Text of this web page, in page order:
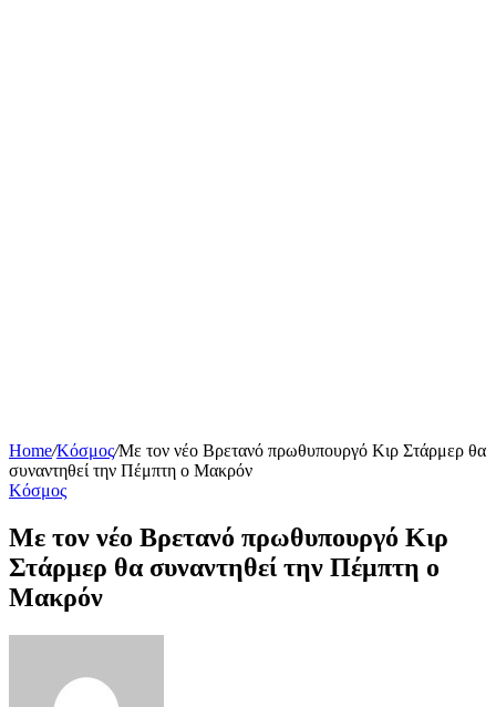
Home/Κόσμος/Με τον νέο Βρετανό πρωθυπουργό Κιρ Στάρμερ θα
συναντηθεί την Πέμπτη ο Μακρόν
Κόσμος
Με τον νέο Βρετανό πρωθυπουργό Κιρ
Στάρμερ θα συναντηθεί την Πέμπτη ο
Μακρόν